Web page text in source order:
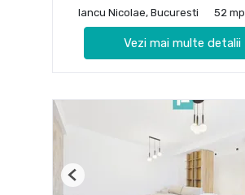
Iancu Nicolae, Bucuresti
52 mp
Vezi mai multe detalii
Previous